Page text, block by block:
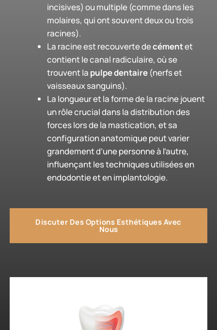
incisives) ou multiple (comme dans les
molaires, qui ont souvent deux ou trois
racines).
La racine est recouverte decémentet
contient le canal radiculaire, où se
trouvent la pulpe dentaire(nerfs et
vaisseaux sanguins).
La longueur et la forme de la racine jouent
un rôle crucial dans la distribution des
forces lors de la mastication, et sa
configuration anatomique peut varier
grandement d’une personne à l’autre,
influençant les techniques utilisées en
endodontie et en implantologie.
Discuter Des Options Esthétiques Avec
Nous